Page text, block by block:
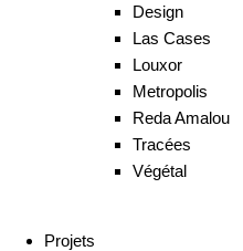
Design
Las Cases
Louxor
Metropolis
Reda Amalou
Tracées
Végétal
Projets